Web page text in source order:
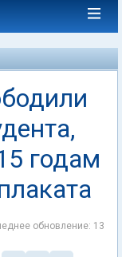
годам
обновление: 13